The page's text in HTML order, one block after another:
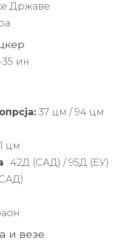
Државе
35 ин
37 цм / 94 цм
цм
: 42Д (САД) / 95Д (ЕУ)
и везе